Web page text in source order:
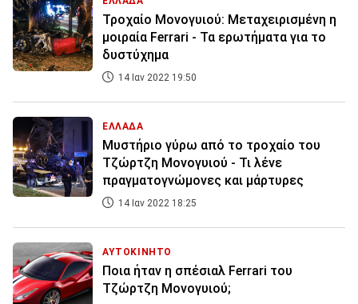
Τροχαίο Μονογυιού: Μεταχειρισμένη η
μοιραία Ferrari - Τα ερωτήματα για το
δυστύχημα
14 Ιαν 2022 19:50
ΕΛΛΑΔΑ
Μυστήριο γύρω από το τροχαίο του
Τζώρτζη Μονογυιού - Τι λένε
πραγματογνώμονες και μάρτυρες
14 Ιαν 2022 18:25
ΑΥΤΟΚΙΝΗΤΟ
Ποια ήταν η σπέσιαλ Ferrari του
Τζώρτζη Μονογυιού;